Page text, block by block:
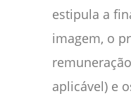
estipula a
imagem, o
aplicável) e